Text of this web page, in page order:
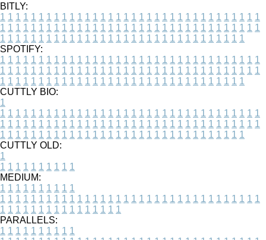
BITLY:
1 1 1 1 1 1 1 1 1 1 1 1 1 1 1 1 1 1 1 1 1 1 1 1 1 1 1 1 1 1 1 1 1 1
1 1 1 1 1 1 1 1 1 1 1 1 1 1 1 1 1 1 1 1 1 1 1 1 1 1 1 1 1 1 1 1 1 1
1 1 1 1 1 1 1 1 1 1 1 1 1 1 1 1 1 1 1 1 1 1 1 1 1 1 1 1 1 1 1 1
SPOTIFY:
1 1 1 1 1 1 1 1 1 1 1 1 1 1 1 1 1 1 1 1 1 1 1 1 1 1 1 1 1 1 1 1 1 1
1 1 1 1 1 1 1 1 1 1 1 1 1 1 1 1 1 1 1 1 1 1 1 1 1 1 1 1 1 1 1 1 1 1
1 1 1 1 1 1 1 1 1 1 1 1 1 1 1 1 1 1 1 1 1 1 1 1 1 1 1 1 1 1 1 1
CUTTLY BIO:
1
1 1 1 1 1 1 1 1 1 1 1 1 1 1 1 1 1 1 1 1 1 1 1 1 1 1 1 1 1 1 1 1 1 1
1 1 1 1 1 1 1 1 1 1 1 1 1 1 1 1 1 1 1 1 1 1 1 1 1 1 1 1 1 1 1 1 1 1
1 1 1 1 1 1 1 1 1 1 1 1 1 1 1 1 1 1 1 1 1 1 1 1 1 1 1 1 1 1 1 1
CUTTLY OLD:
1
1 1 1 1 1 1 1 1 1 1
MEDIUM:
1 1 1 1 1 1 1 1 1 1
1 1 1 1 1 1 1 1 1 1 1 1 1 1 1 1 1 1 1 1 1 1 1 1 1 1 1 1 1 1 1 1 1 1
1 1 1 1 1 1 1 1 1 1 1 1 1 1 1 1
PARALLELS:
1 1 1 1 1 1 1 1 1 1